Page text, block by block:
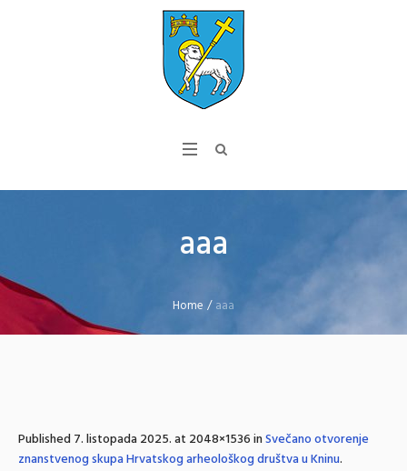
aaa
Home /aaa
Published7. listopada 2025.at 2048×1536 inSvečano otvorenje
znanstvenog skupa Hrvatskog arheološkog društva u Kninu.